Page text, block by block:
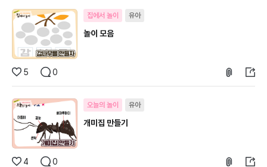
집에서 놀이 유아
놀이 모음
5 0
오늘의 놀이 유아
개미집 만들기
4 0